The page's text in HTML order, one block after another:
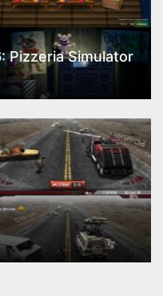
Pizzeria Simulator